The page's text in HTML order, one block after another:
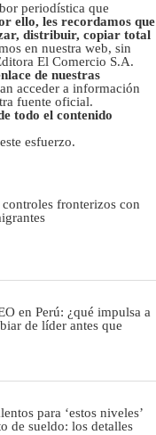
periodística que
ello, les recordamos que
distribuir, copiar total
en nuestra web, sin
El Comercio S.A.
de nuestras
acceder a información
fuente oficial.
todo el contenido
esfuerzo.
fronterizos con
en Perú: ¿qué impulsa a
de líder antes que
para ‘estos niveles’
de sueldo: los detalles